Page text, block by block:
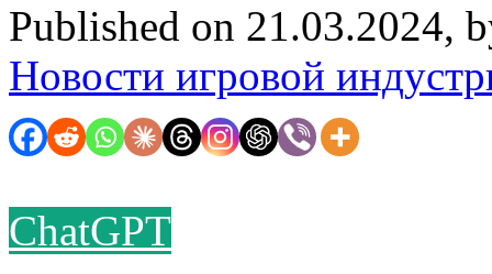
Published on 21.03.2024,
Новости игровой
ChatGPT